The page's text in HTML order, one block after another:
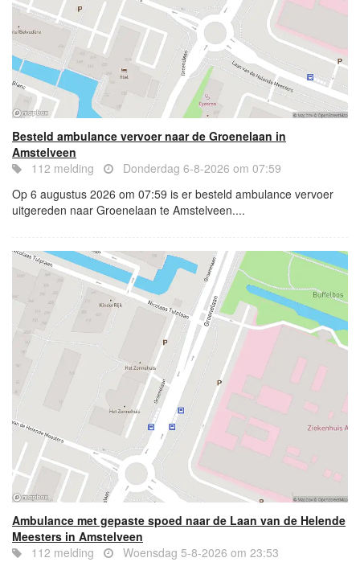
Besteld ambulance vervoer naar de Groenelaan in
Amstelveen
112 melding
Donderdag 6-8-2026 om 07:59
Op 6 augustus 2026 om 07:59 is er besteld ambulance vervoer
uitgereden naar Groenelaan te Amstelveen....
Ambulance met gepaste spoed naar de Laan van de Helende
Meesters in Amstelveen
112 melding
Woensdag 5-8-2026 om 23:53